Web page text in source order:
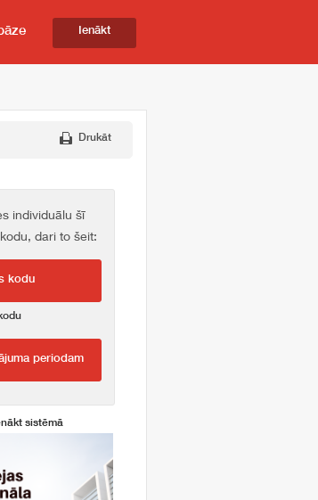
Ienākt
Drukāt
individuālu šī
dari to šeit:
kodu
periodam
sistēmā